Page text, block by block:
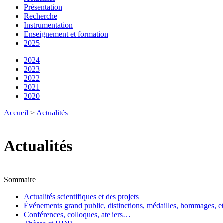
Présentation
Recherche
Instrumentation
Enseignement et formation
2025
2024
2023
2022
2021
2020
Accueil > Actualités
Actualités
Sommaire
Actualités scientifiques et des projets
Événements grand public, distinctions, médailles, hommages,
Conférences, colloques, ateliers…